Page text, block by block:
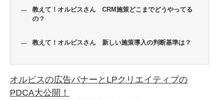
教えて！オルビスさん CRM施策どこまでどうやってる
の？
教えて！オルビスさん 新しい施策導入の判断基準は？
オルビスの広告バナーとLPクリエイティブの
PDCA大公開！